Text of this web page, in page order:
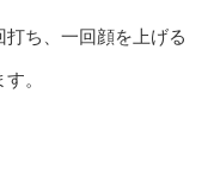
ち、一回顔を上げる
。